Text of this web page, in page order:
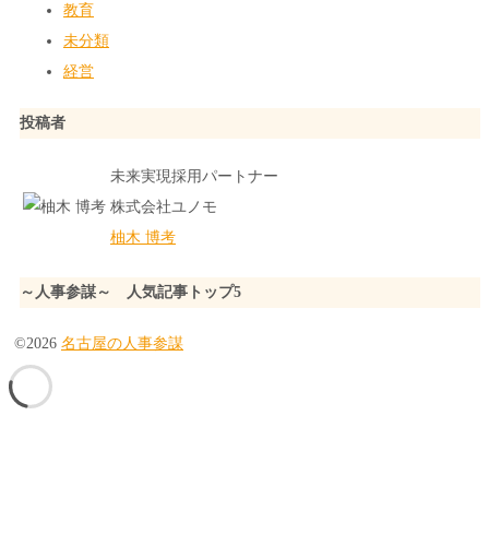
教育
未分類
経営
投稿者
未来実現採用パートナー
株式会社ユノモ
柚木 博考
～人事参謀～ 人気記事トップ5
©2026 名古屋の人事参謀